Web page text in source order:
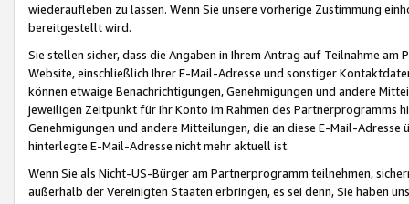
wiederaufleben zu lassen. Wenn Sie unsere vorherige Zustimmung
bereitgestellt wird.
Sie stellen sicher, dass die Angaben in Ihrem Antrag auf Teilnahme
Website, einschließlich Ihrer E-Mail-Adresse und sonstiger
können etwaige Benachrichtigungen, Genehmigungen und andere
jeweiligen Zeitpunkt für Ihr Konto im Rahmen des Partnerprogramms
Genehmigungen und andere Mitteilungen, die an diese E-Mail-
hinterlegte E-Mail-Adresse nicht mehr aktuell ist.
Wenn Sie als Nicht-US-Bürger am Partnerprogramm teilnehmen,
außerhalb der Vereinigten Staaten erbringen, es sei denn, Sie haben